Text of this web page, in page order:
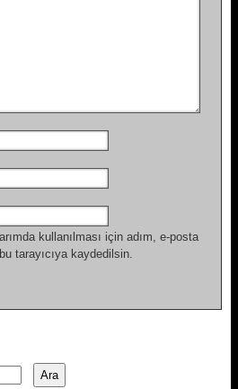
kullanılması için adım, e-posta
tarayıcıya kaydedilsin.
Ara